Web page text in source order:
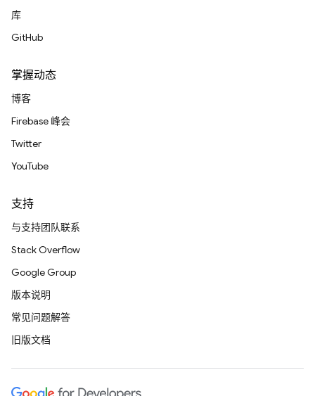
库
GitHub
掌握动态
博客
Firebase 峰会
Twitter
YouTube
支持
与支持团队联系
Stack Overflow
Google Group
版本说明
常见问题解答
旧版文档